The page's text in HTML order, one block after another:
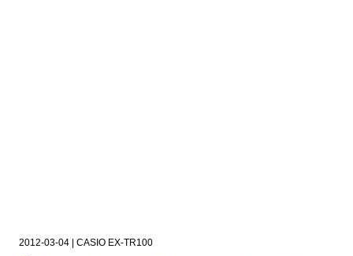
2012-03-04 | CASIO EX-TR100